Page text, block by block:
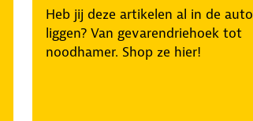
Heb jij deze artikelen al in de auto
liggen? Van gevarendriehoek tot
noodhamer. Shop ze hier!